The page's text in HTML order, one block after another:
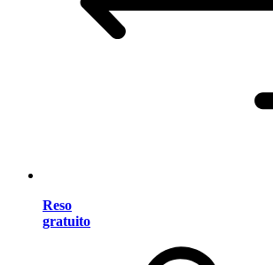
Reso
gratuito